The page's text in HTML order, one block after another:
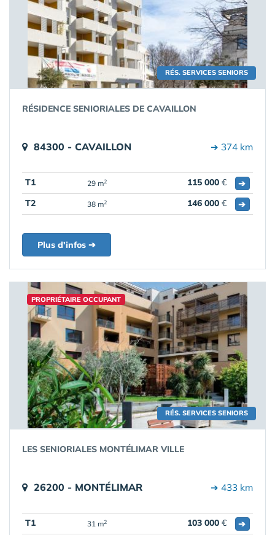
RÉS. SERVICES SENIORS
RÉSIDENCE SENIORIALES DE CAVAILLON
84300 - CAVAILLON ➔ 374 km
T1 29 m2 115 000 €
➔
T2
38 m2 146 000 € ➔
Plus d'infos ➔
RÉS. SERVICES SENIORS
PROPRIÉTAIRE OCCUPANT
LES SENIORIALES MONTÉLIMAR VILLE
26200 - MONTÉLIMAR ➔ 433 km
T1 31 m2 103 000 €
➔